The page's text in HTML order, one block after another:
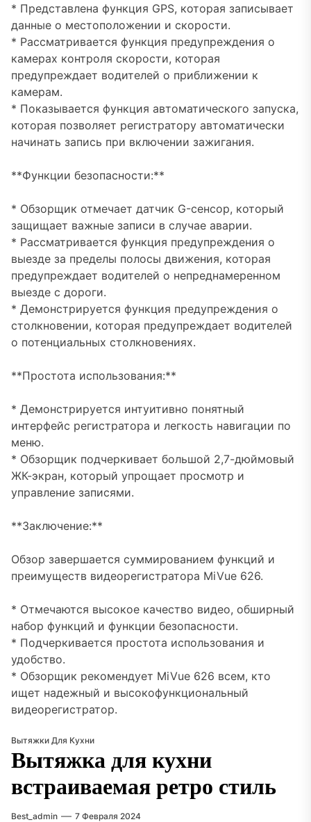
* Представлена функция GPS, которая записывает
данные о местоположении и скорости.
* Рассматривается функция предупреждения о
камерах контроля скорости, которая
предупреждает водителей о приближении к
камерам.
* Показывается функция автоматического запуска,
которая позволяет регистратору автоматически
начинать запись при включении зажигания.
**Функции безопасности:**
* Обзорщик отмечает датчик G-сенсор, который
защищает важные записи в случае аварии.
* Рассматривается функция предупреждения о
выезде за пределы полосы движения, которая
предупреждает водителей о непреднамеренном
выезде с дороги.
* Демонстрируется функция предупреждения о
столкновении, которая предупреждает водителей
о потенциальных столкновениях.
**Простота использования:**
* Демонстрируется интуитивно понятный
интерфейс регистратора и легкость навигации по
меню.
* Обзорщик подчеркивает большой 2,7-дюймовый
ЖК-экран, который упрощает просмотр и
управление записями.
**Заключение:**
Обзор завершается суммированием функций и
преимуществ видеорегистратора MiVue 626.
* Отмечаются высокое качество видео, обширный
набор функций и функции безопасности.
* Подчеркивается простота использования и
удобство.
* Обзорщик рекомендует MiVue 626 всем, кто
ищет надежный и высокофункциональный
видеорегистратор.
Вытяжки Для Кухни
Вытяжка для кухни
встраиваемая ретро стиль
Best_admin 7 Февраля 2024